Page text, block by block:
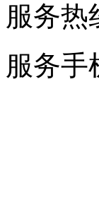
服务热
服务手